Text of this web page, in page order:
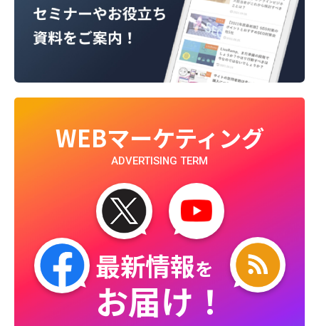
WEBマーケティング
ADVERTISING TERM
最新情報を
お届け！